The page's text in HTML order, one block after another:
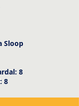
Sloop
8
8